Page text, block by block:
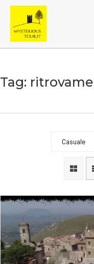
Tag:
Casuale